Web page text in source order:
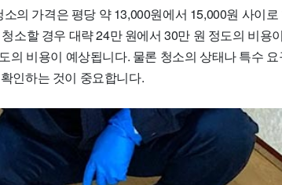
의 가격은 평당 약 13,000원에서 15,000원 사이로
소할 경우 대략 24만 원에서 30만 원 정도의 비용
의 비용이 예상됩니다. 물론 청소의 상태나 특수
인하는 것이 중요합니다.